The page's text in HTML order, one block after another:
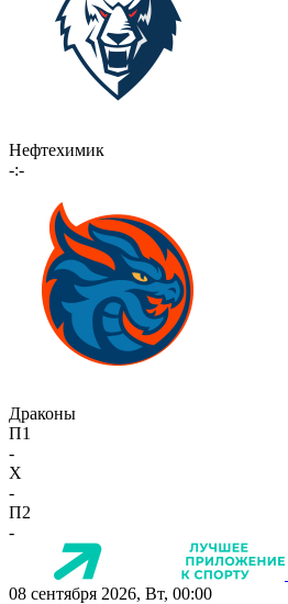
Нефтехимик
-:-
Драконы
П1
-
X
-
П2
-
08 сентября 2026, Вт, 00:00